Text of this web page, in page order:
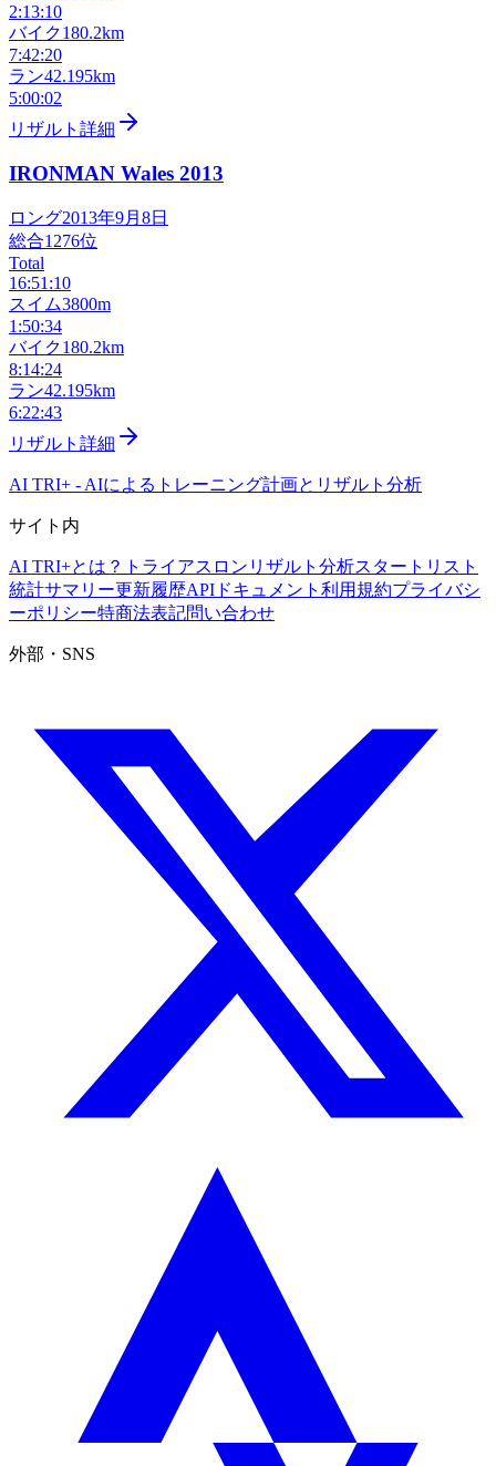
2:13:10
バイク180.2km
7:42:20
ラン42.195km
5:00:02
リザルト詳細
IRONMAN Wales 2013
ロング2013年9月8日
総合1276位
Total
16:51:10
スイム3800m
1:50:34
バイク180.2km
8:14:24
ラン42.195km
6:22:43
リザルト詳細
AI TRI+ - AIによるトレーニング計画とリザルト分析
サイト内
AI TRI+とは？ トライアスロンリザルト分析スタートリスト
統計サマリー更新履歴APIドキュメント 利用規約プライバシ
ーポリシー特商法表記問い合わせ
外部・SNS